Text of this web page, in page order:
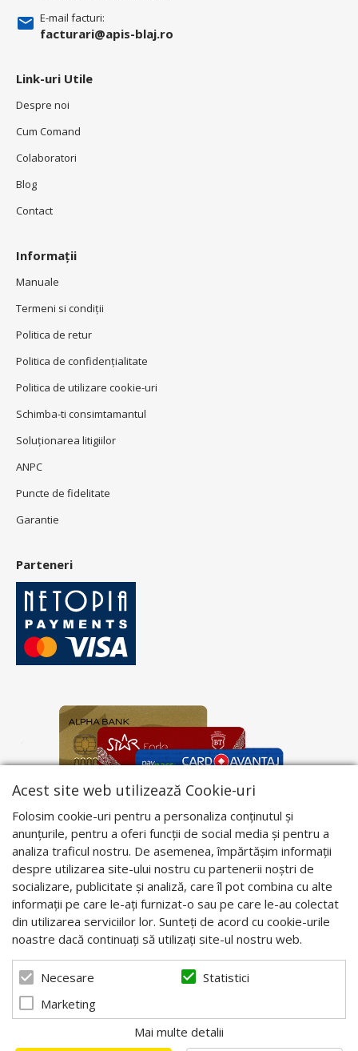
E-mail facturi:
facturari@apis-blaj.ro
Link-uri Utile
Despre noi
Cum Comand
Colaboratori
Blog
Contact
Informații
Manuale
Termeni si condiţii
Politica de retur
Politica de confidenţialitate
Politica de utilizare cookie-uri
Schimba-ti consimtamantul
Soluționarea litigiilor
ANPC
Puncte de fidelitate
Garantie
Parteneri
Acest site web utilizează Cookie-uri
Folosim cookie-uri pentru a personaliza conținutul și
anunțurile, pentru a oferi funcții de social media și pentru a
analiza traficul nostru. De asemenea, împărtășim informații
despre utilizarea site-ului nostru cu partenerii noștri de
socializare, publicitate și analiză, care îl pot combina cu alte
informații pe care le-ați furnizat-o sau pe care le-au colectat
din utilizarea serviciilor lor. Sunteți de acord cu cookie-urile
noastre dacă continuați să utilizați site-ul nostru web.
Necesare
Statistici
Marketing
Mai multe detalii